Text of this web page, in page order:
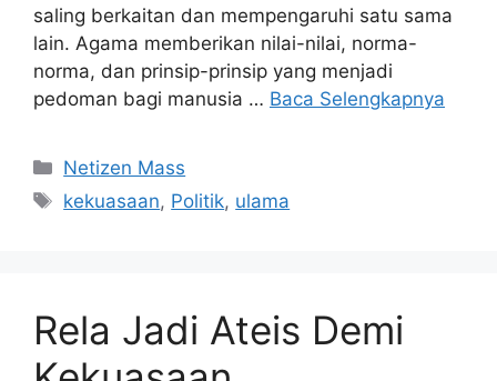
saling berkaitan dan mempengaruhi satu sama
lain. Agama memberikan nilai-nilai, norma-
norma, dan prinsip-prinsip yang menjadi
pedoman bagi manusia … Baca Selengkapnya
Kategori
Netizen Mass
Tag
kekuasaan, Politik, ulama
Rela Jadi Ateis Demi